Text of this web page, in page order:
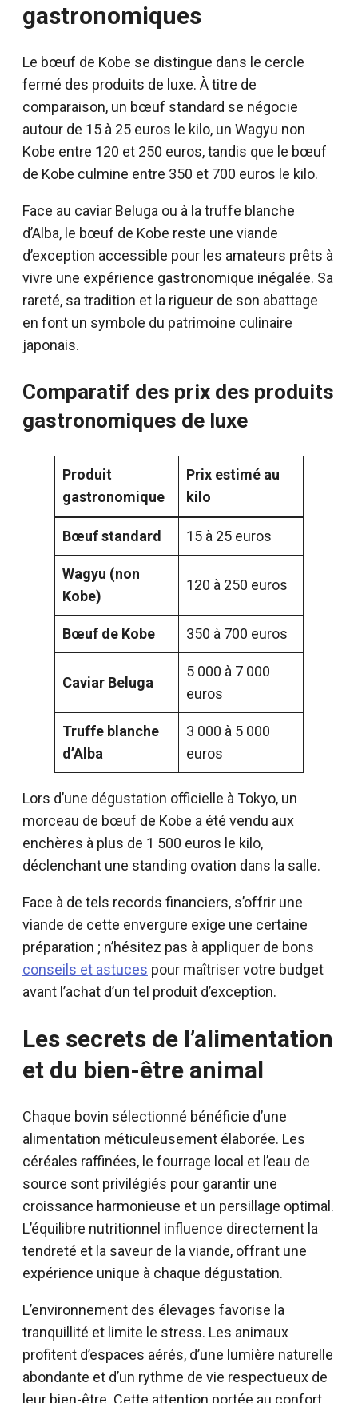
gastronomiques
Le bœuf de Kobe se distingue dans le cercle
fermé des produits de luxe. À titre de
comparaison, un bœuf standard se négocie
autour de 15 à 25 euros le kilo, un Wagyu non
Kobe entre 120 et 250 euros, tandis que le bœuf
de Kobe culmine entre 350 et 700 euros le kilo.
Face au caviar Beluga ou à la truffe blanche
d’Alba, le bœuf de Kobe reste une viande
d’exception accessible pour les amateurs prêts à
vivre une expérience gastronomique inégalée. Sa
rareté, sa tradition et la rigueur de son abattage
en font un symbole du patrimoine culinaire
japonais.
Comparatif des prix des produits
gastronomiques de luxe
Produit
gastronomique
Prix estimé au
kilo
Bœuf standard 15 à 25 euros
Wagyu (non
Kobe)
120 à 250 euros
Bœuf de Kobe 350 à 700 euros
Caviar Beluga
5 000 à 7 000
euros
Truffe blanche
d’Alba
3 000 à 5 000
euros
Lors d’une dégustation officielle à Tokyo, un
morceau de bœuf de Kobe a été vendu aux
enchères à plus de 1 500 euros le kilo,
déclenchant une standing ovation dans la salle.
Face à de tels records financiers, s’offrir une
viande de cette envergure exige une certaine
préparation ; n’hésitez pas à appliquer de bons
conseils et astuces pour maîtriser votre budget
avant l’achat d’un tel produit d’exception.
Les secrets de l’alimentation
et du bien-être animal
Chaque bovin sélectionné bénéficie d’une
alimentation méticuleusement élaborée. Les
céréales raffinées, le fourrage local et l’eau de
source sont privilégiés pour garantir une
croissance harmonieuse et un persillage optimal.
L’équilibre nutritionnel influence directement la
tendreté et la saveur de la viande, offrant une
expérience unique à chaque dégustation.
L’environnement des élevages favorise la
tranquillité et limite le stress. Les animaux
profitent d’espaces aérés, d’une lumière naturelle
abondante et d’un rythme de vie respectueux de
leur bien-être. Cette attention portée au confort